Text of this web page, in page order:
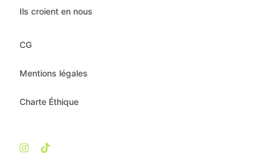
Ils croient en nous
CG
Mentions légales
Charte Éthique